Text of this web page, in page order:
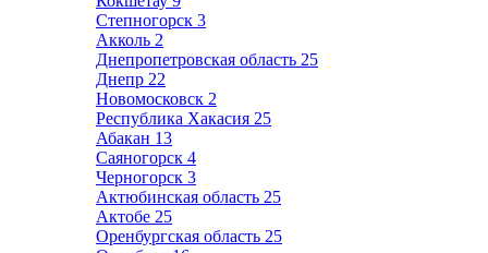
Степногорск 3
Акколь 2
Днепропетровская область 25
Днепр 22
Новомосковск 2
Республика Хакасия 25
Абакан 13
Саяногорск 4
Черногорск 3
Актюбинская область 25
Актобе 25
Оренбургская область 25